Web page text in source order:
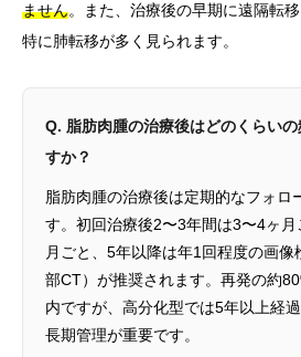
ません。また、治療後の早期に遠隔転
特に肺転移が多く見られます。
Q. 脂肪肉腫の治療後はどのくらい
すか？
脂肪肉腫の治療後は定期的なフォロ
す。初回治療後2〜3年間は3〜4ヶ
月ごと、5年以降は年1回程度の画像
部CT）が推奨されます。再発の約
内ですが、高分化型では5年以上経
長期管理が重要です。